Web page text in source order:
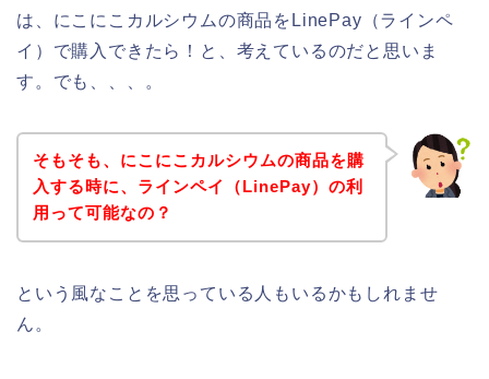
は、にこにこカルシウムの商品をLinePay（ラインペ
イ）で購入できたら！と、考えているのだと思いま
す。でも、、、。
そもそも、にこにこカルシウムの商品を購
入する時に、ラインペイ（LinePay）の利
用って可能なの？
という風なことを思っている人もいるかもしれませ
ん。